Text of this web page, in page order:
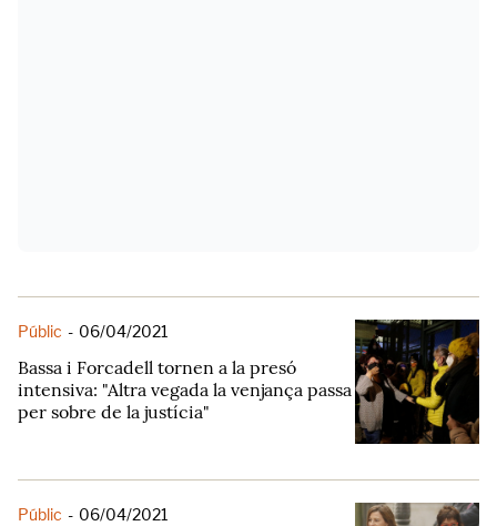
Públic - 06/04/2021
Bassa i Forcadell tornen a la presó
intensiva: "Altra vegada la venjança passa
per sobre de la justícia"
Públic - 06/04/2021